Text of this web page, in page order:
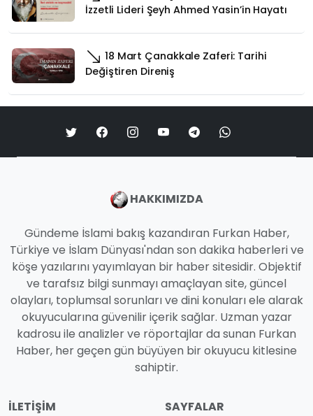
İzzetli Lideri Şeyh Ahmed Yasin’in Hayatı
18 Mart Çanakkale Zaferi: Tarihi
Değiştiren Direniş
HAKKIMIZDA
Gündeme İslami bakış kazandıran Furkan Haber,
Türkiye ve İslam Dünyası'ndan son dakika haberleri ve
köşe yazılarını yayımlayan bir haber sitesidir. Objektif
ve tarafsız bilgi sunmayı amaçlayan site, güncel
olayları, toplumsal sorunları ve dini konuları ele alarak
okuyucularına güvenilir içerik sağlar. Uzman yazar
kadrosu ile analizler ve röportajlar da sunan Furkan
Haber, her geçen gün büyüyen bir okuyucu kitlesine
sahiptir.
İLETIŞIM
SAYFALAR